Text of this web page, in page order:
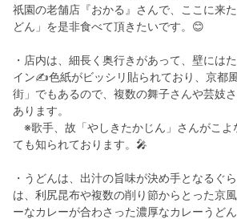
祇園の老舗店『おかる』さんで、ここに来
どん」を是非食べて頂きたいです。😊
・店内は、細長く奥行きがあって、壁には
イン✍️色紙がビッシリ貼られており、京都
街」でもあるので、複数の舞子さんや芸妓
あります。
※歌手、故「やしきたかじん」さんがこよ
ても知られております。🎤
・うどんは、出汁の旨味が決め手となるぐ
は、利尻昆布や複数の削り節からとった京
ーなカレーが合わさった濃厚なカレーうど